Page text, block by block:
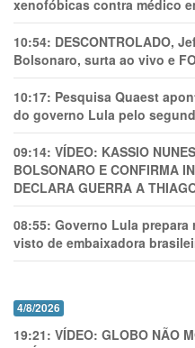
xenofóbicas contra médico
10:54: DESCONTROLADO,
Bolsonaro, surta ao vivo e
10:17: Pesquisa Quaest
do governo Lula pelo
09:14: VÍDEO: KASSIO
BOLSONARO E CONFIRMA
DECLARA GUERRA A
08:55: Governo Lula
visto de embaixadora
4/8/2026
19:21: VÍDEO: GLOBO NÃO